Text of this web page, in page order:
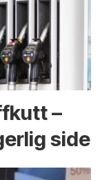
–
side